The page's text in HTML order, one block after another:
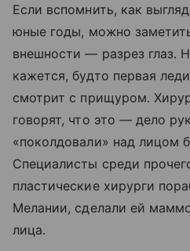
Если вспомнить, как
юные годы, можно
внешности— разрез глаз.
кажется, будто первая
смотрит с прищуром.
говорят, что это — дело
«поколдовали» над лицом
Специалисты среди
пластические хирурги
Мелании, сделали ей
лица.